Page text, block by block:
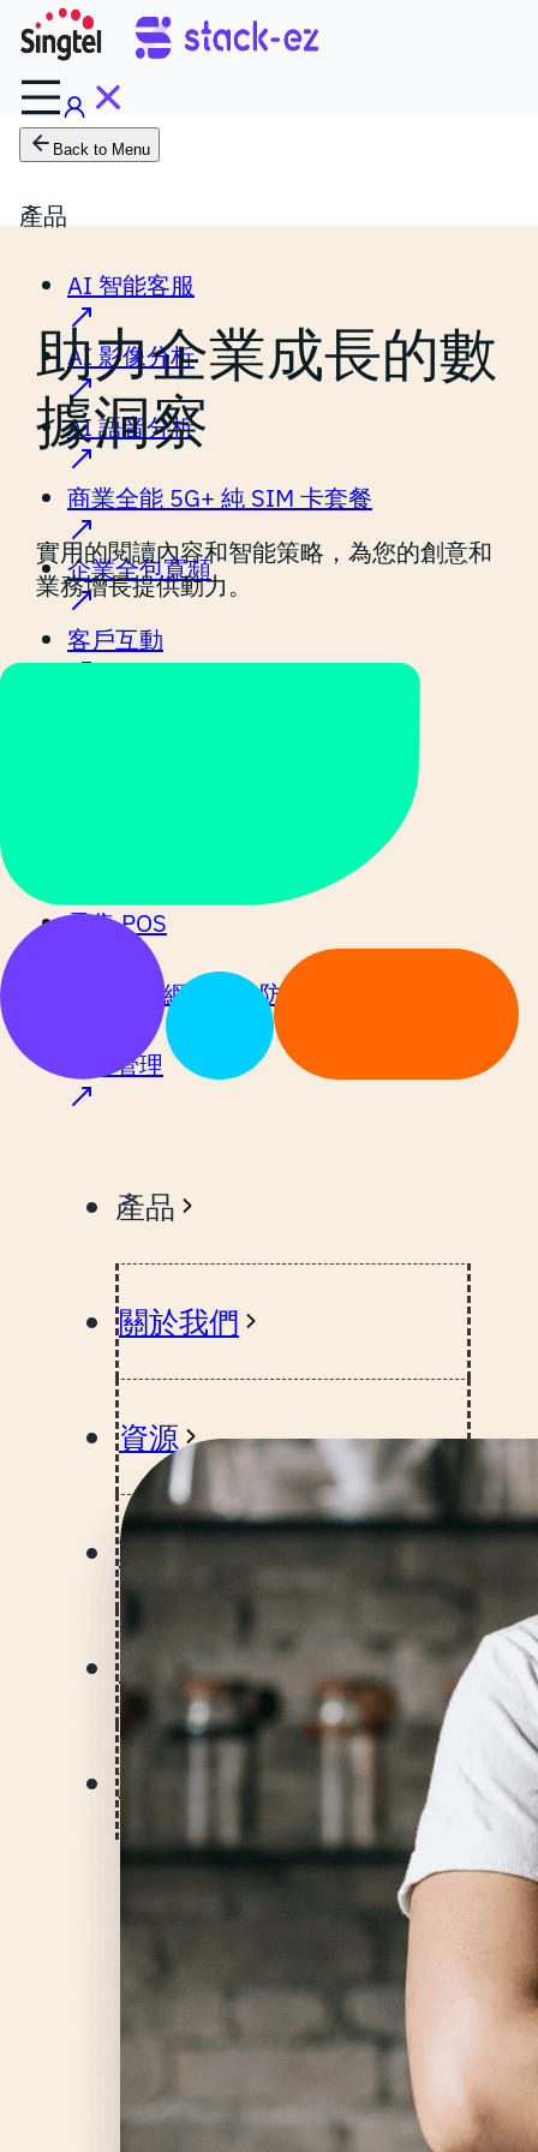
Back to Menu
產品
AI 智能客服
AI 影像分析
AI 語音分析
商業全能 5G+ 純 SIM 卡套餐
企業全包寬頻
客戶互動
零售 POS
中小企業網絡安全防護
餐桌管理
產品
關於我們
資源
聯絡我們
登入
註冊
助力企業成長的數
據洞察
實用的閱讀內容和智能策略，為您的創意和
業務增長提供動力。